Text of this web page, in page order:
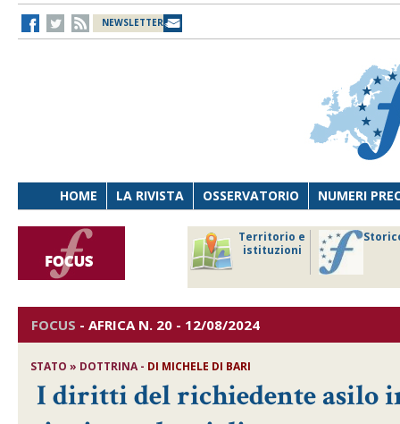
NEWSLETTER
HOME LA RIVISTA OSSERVATORIO NUMERI
Territorio e
istituzioni
FOCUS - AFRICAN. 20 - 12/08/2024
STATO » DOTTRINA - DI MICHELE DI BARI
I diritti del richiedente asilo